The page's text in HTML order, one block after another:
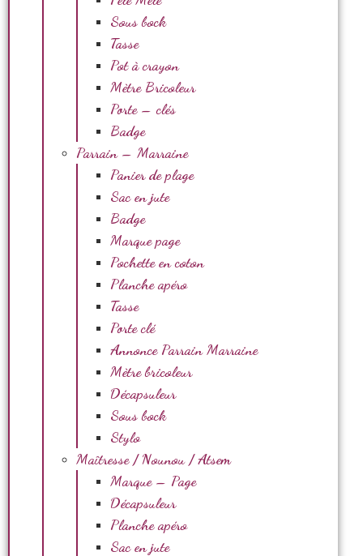
Sous bock
Tasse
Pot à crayon
Mètre Bricoleur
Porte – clés
Badge
Parrain – Marraine
Panier de plage
Sac en jute
Badge
Marque page
Pochette en coton
Planche apéro
Tasse
Porte clé
Annonce Parrain Marraine
Mètre bricoleur
Décapsuleur
Sous bock
Stylo
Maîtresse / Nounou / Atsem
Marque – Page
Décapsuleur
Planche apéro
Sac en jute